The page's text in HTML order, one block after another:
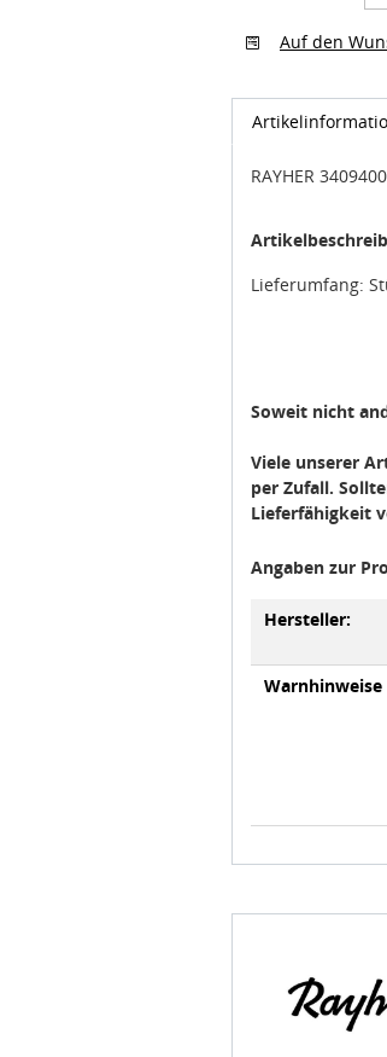
Auf den
RAYHER
Lieferumfang:
Soweit nicht
Viele unserer
per Zufall.
Lieferfähigkeit
Angaben zur
Hersteller:
Warnhinweise